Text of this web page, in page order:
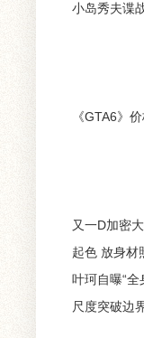
小岛秀夫谍
《GTA6》
又一D加密
起色 放身材
叶珂自曝“
尺度突破边